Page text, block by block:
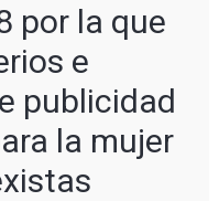
por la que
e
publicidad
la mujer